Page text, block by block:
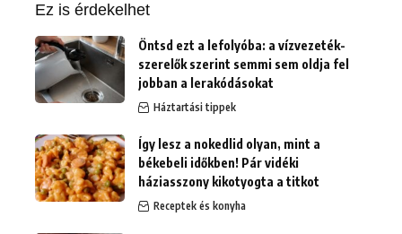
Ez is érdekelhet
Öntsd ezt a lefolyóba: a vízvezeték-
szerelők szerint semmi sem oldja fel
jobban a lerakódásokat
Háztartási tippek
Így lesz a nokedlid olyan, mint a
békebeli időkben! Pár vidéki
háziasszony kikotyogta a titkot
Receptek és konyha